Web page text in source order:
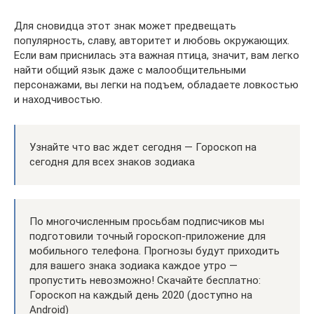
Для сновидца этот знак может предвещать
популярность, славу, авторитет и любовь окружающих.
Если вам приснилась эта важная птица, значит, вам легко
найти общий язык даже с малообщительными
персонажами, вы легки на подъем, обладаете ловкостью
и находчивостью.
Узнайте что вас ждет сегодня — Гороскоп на
сегодня для всех знаков зодиака
По многочисленным просьбам подписчиков мы
подготовили точный гороскоп-приложение для
мобильного телефона. Прогнозы будут приходить
для вашего знака зодиака каждое утро —
пропустить невозможно! Скачайте бесплатно:
Гороскоп на каждый день 2020 (доступно на
Android)